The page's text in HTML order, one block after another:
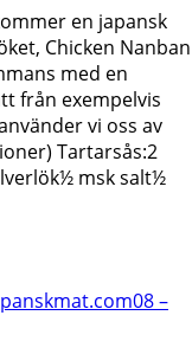
en japansk
Chicken Nanban
med en
från exempelvis
vi oss av
Tartarsås:2
msk salt½
08 –